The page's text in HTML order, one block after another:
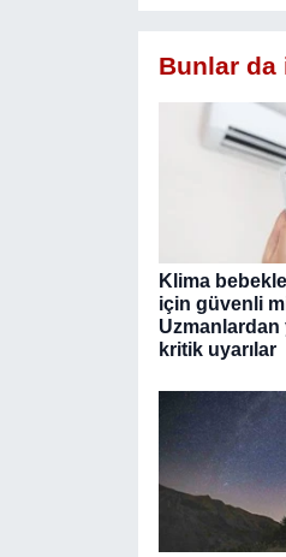
Bunlar
Klima
için güvenli
Uzmanlardan
kritik uyarılar